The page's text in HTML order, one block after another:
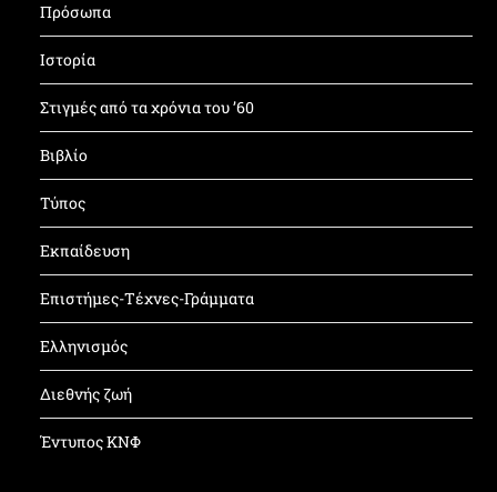
Πρόσωπα
Ιστορία
Στιγμές από τα χρόνια του ’60
Βιβλίο
Τύπος
Εκπαίδευση
Επιστήμες-Τέχνες-Γράμματα
Ελληνισμός
Διεθνής ζωή
Έντυπος ΚΝΦ